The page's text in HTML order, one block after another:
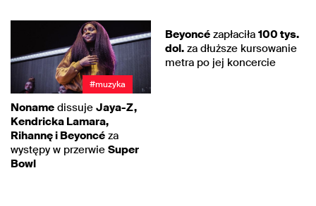
#muzyka
Noname dissuje Jaya-Z,
Kendricka Lamara,
Rihannę i Beyoncé za
występy w przerwie Super
Bowl
Beyoncé zapłaciła 100 tys.
dol. za dłuższe kursowanie
metra po jej koncercie